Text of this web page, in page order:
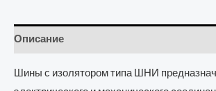
Описание
Шины с изолятором типа ШНИ